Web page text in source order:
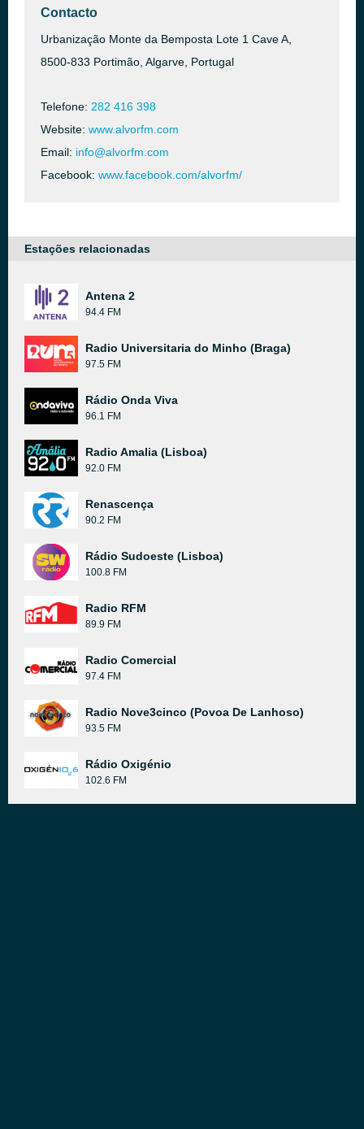
Contacto
Urbanização Monte da Bemposta Lote 1 Cave A,
8500-833 Portimão, Algarve, Portugal
Telefone: 282 416 398
Website: www.alvorfm.com
Email: info@alvorfm.com
Facebook: www.facebook.com/alvorfm/
Estações relacionadas
Antena 2
94.4 FM
Radio Universitaria do Minho (Braga)
97.5 FM
Rádio Onda Viva
96.1 FM
Radio Amalia (Lisboa)
92.0 FM
Renascença
90.2 FM
Rádio Sudoeste (Lisboa)
100.8 FM
Radio RFM
89.9 FM
Radio Comercial
97.4 FM
Radio Nove3cinco (Povoa De Lanhoso)
93.5 FM
Rádio Oxigénio
102.6 FM